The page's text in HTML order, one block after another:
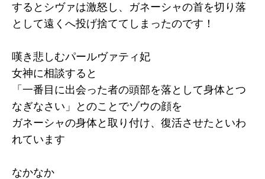
するとシヴァは激怒し、ガネーシャの首を切り落
として遠くへ投げ捨ててしまったのです！
嘆き悲しむパールヴァティ妃
女神に相談すると
「一番目に出会った者の頭部を落として身体とつ
なぎなさい」とのことでゾウの顔を
ガネーシャの身体と取り付け、復活させたといわ
れています
なかなか